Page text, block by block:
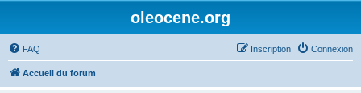
oleocene.org
FAQ Connexion
Inscription
Accueil du forum